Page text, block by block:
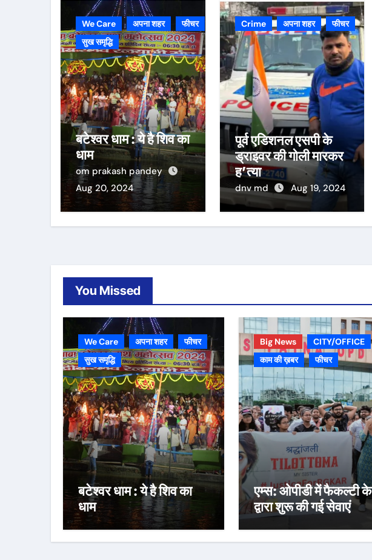
We Care अपना शहर
फीचर
सुख समृद्धि
बटेश्वर धाम : ये है शिव का
धाम
om prakash pandey
Aug 20, 2024
Crime अपना शहर फीचर
पूर्व एडिशनल एसपी के
ड्राइवर की गोली मारकर
ह’त्या
dnv md Aug 19, 2024
You Missed
We Care अपना शहर
फीचर
सुख समृद्धि
बटेश्वर धाम : ये है शिव का
धाम
Big News
CITY/OFFICE
काम की ख़बर
फीचर
एम्स: ओपीडी में फैकल्टी के
द्वारा शुरू की गई सेवाएं